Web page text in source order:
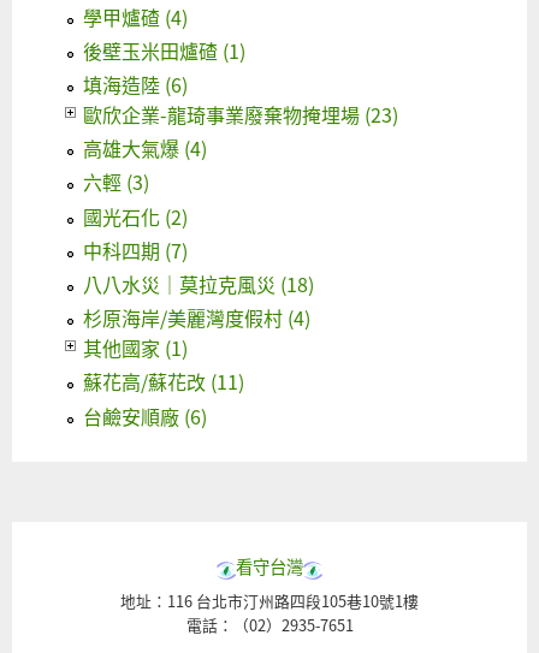
學甲爐碴 (4)
後壁玉米田爐碴 (1)
填海造陸 (6)
歐欣企業-龍琦事業廢棄物掩埋場 (23)
高雄大氣爆 (4)
六輕 (3)
國光石化 (2)
中科四期 (7)
八八水災｜莫拉克風災 (18)
杉原海岸/美麗灣度假村 (4)
其他國家 (1)
蘇花高/蘇花改 (11)
台鹼安順廠 (6)
看守台灣
地址：116 台北市汀州路四段105巷10號1樓
電話：（02）2935-7651